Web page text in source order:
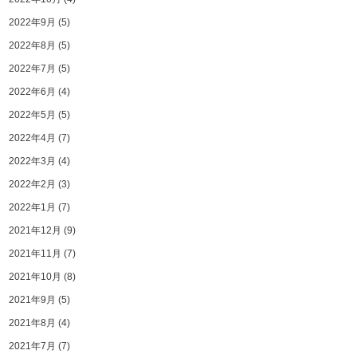
2022年9月 (5)
2022年8月 (5)
2022年7月 (5)
2022年6月 (4)
2022年5月 (5)
2022年4月 (7)
2022年3月 (4)
2022年2月 (3)
2022年1月 (7)
2021年12月 (9)
2021年11月 (7)
2021年10月 (8)
2021年9月 (5)
2021年8月 (4)
2021年7月 (7)